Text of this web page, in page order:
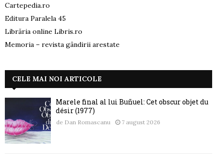
Cartepedia.ro
Editura Paralela 45
Librăria online Libris.ro
Memoria – revista gândirii arestate
CELE MAI NOI ARTICOLE
Marele final al lui Buñuel: Cet obscur objet du
désir (1977)
de Dan Romascanu 7 august 2026